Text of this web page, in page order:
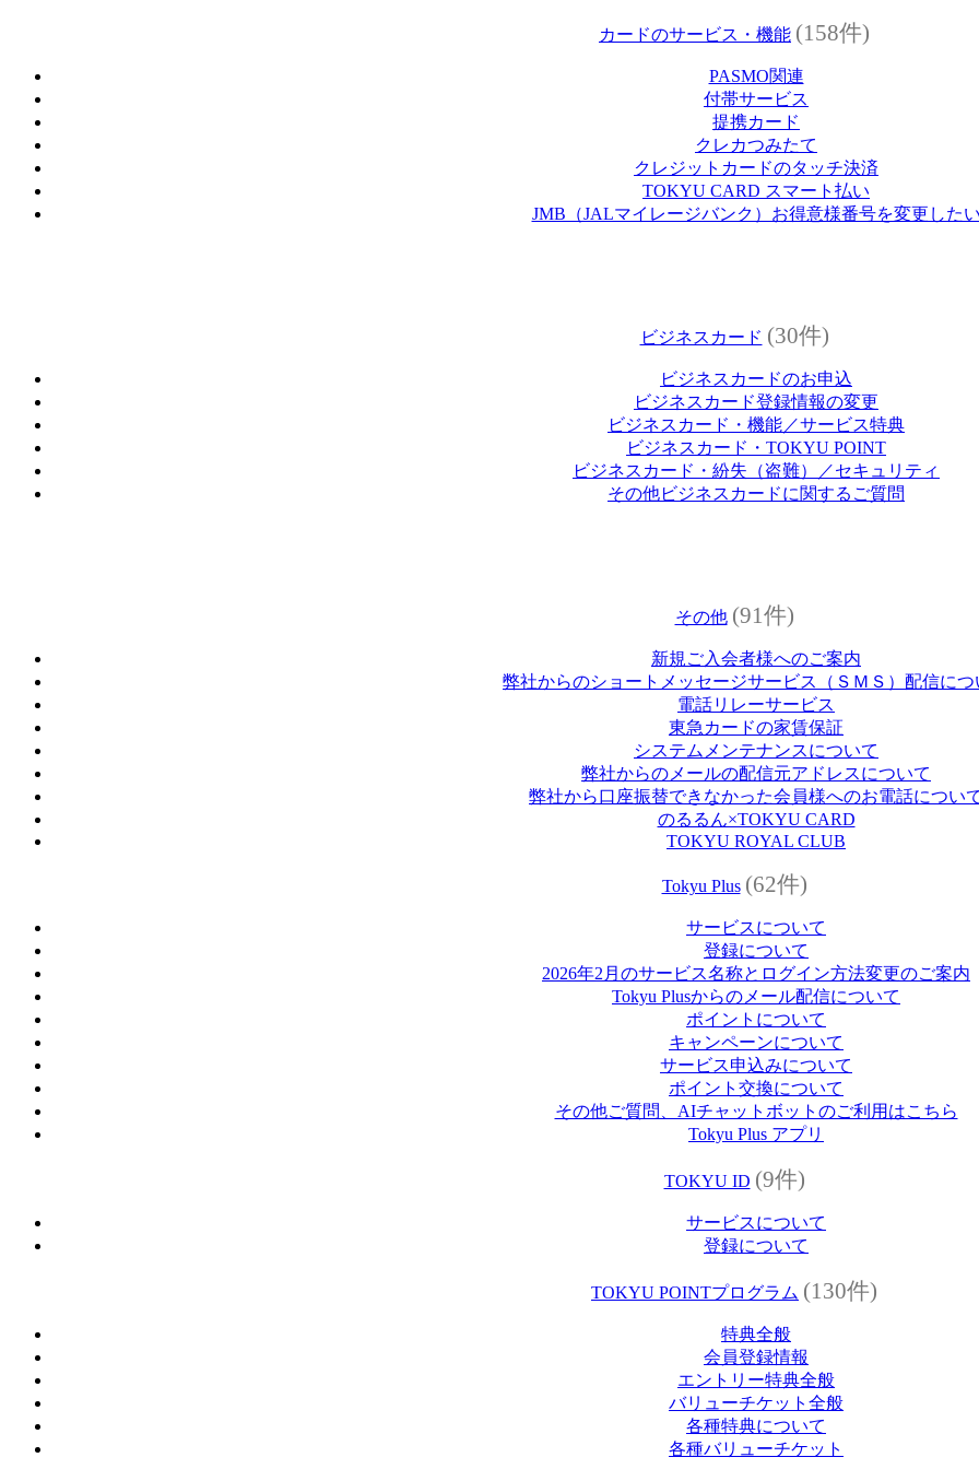
カードのサービス・機能 (158件)
PASMO関連
付帯サービス
提携カード
クレカつみたて
クレジットカードのタッチ決済
TOKYU CARD スマート払い
JMB（JALマイレージバンク）お得意様番号を変更した
ビジネスカード (30件)
ビジネスカードのお申込
ビジネスカード登録情報の変更
ビジネスカード・機能／サービス特典
ビジネスカード・TOKYU POINT
ビジネスカード・紛失（盗難）／セキュリティ
その他ビジネスカードに関するご質問
その他 (91件)
新規ご入会者様へのご案内
弊社からのショートメッセージサービス（ＳＭＳ）配信につ
電話リレーサービス
東急カードの家賃保証
システムメンテナンスについて
弊社からのメールの配信元アドレスについて
弊社から口座振替できなかった会員様へのお電話につい
のるるん×TOKYU CARD
TOKYU ROYAL CLUB
Tokyu Plus (62件)
サービスについて
登録について
2026年2月のサービス名称とログイン方法変更のご案内
Tokyu Plusからのメール配信について
ポイントについて
キャンペーンについて
サービス申込みについて
ポイント交換について
その他ご質問、AIチャットボットのご利用はこちら
Tokyu Plus アプリ
TOKYU ID (9件)
サービスについて
登録について
TOKYU POINTプログラム (130件)
特典全般
会員登録情報
エントリー特典全般
バリューチケット全般
各種特典について
各種バリューチケット